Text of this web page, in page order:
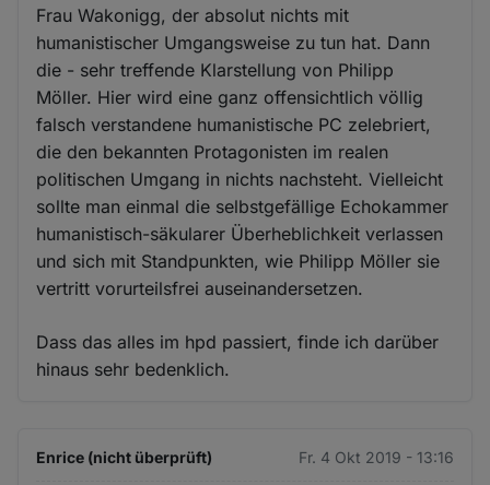
Frau Wakonigg, der absolut nichts mit
humanistischer Umgangsweise zu tun hat. Dann
die - sehr treffende Klarstellung von Philipp
Möller. Hier wird eine ganz offensichtlich völlig
falsch verstandene humanistische PC zelebriert,
die den bekannten Protagonisten im realen
politischen Umgang in nichts nachsteht. Vielleicht
sollte man einmal die selbstgefällige Echokammer
humanistisch-säkularer Überheblichkeit verlassen
und sich mit Standpunkten, wie Philipp Möller sie
vertritt vorurteilsfrei auseinandersetzen.
Dass das alles im hpd passiert, finde ich darüber
hinaus sehr bedenklich.
Enrice (nicht überprüft) Fr. 4 Okt 2019 - 13:16